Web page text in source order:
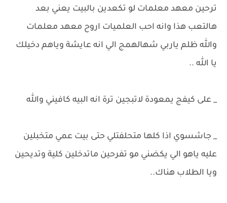
ترحين معهد معلمات لو تكعدين بالبيت يعني بعد
هالتعب هذا وانه احب العلميات اروح معهد معلمات
والله ظلم ياربي شهالهمج الي انه عايشة وياهم دخيلك
يا الله ..
_ على كيفج يمعودة لاتبجين ترة انه البيه كافيني والله
_ جاشسوي اذا كلها متحلفتلي حتى بيت عمي متخبلين
عليه ياهو الي يكضني مو تفرحين ماتدخلين كلية وتديحين
ويا الطلاب هناك..